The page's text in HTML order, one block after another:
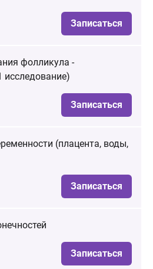
Записаться
фолликула -
Записаться
(плацента, воды,
Записаться
Записаться